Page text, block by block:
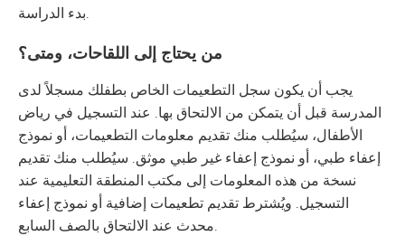
بدء الدراسة.
من يحتاج إلى اللقاحات، ومتى؟
يجب أن يكون سجل التطعيمات الخاص بطفلك مسجلاً لدى
المدرسة قبل أن يتمكن من الالتحاق بها. عند التسجيل في رياض
الأطفال، سيُطلب منك تقديم معلومات التطعيمات، أو نموذج
إعفاء طبي، أو نموذج إعفاء غير طبي موثق. سيُطلب منك تقديم
نسخة من هذه المعلومات إلى مكتب المنطقة التعليمية عند
التسجيل. ويُشترط تقديم تطعيمات إضافية أو نموذج إعفاء
محدث عند الالتحاق بالصف السابع.